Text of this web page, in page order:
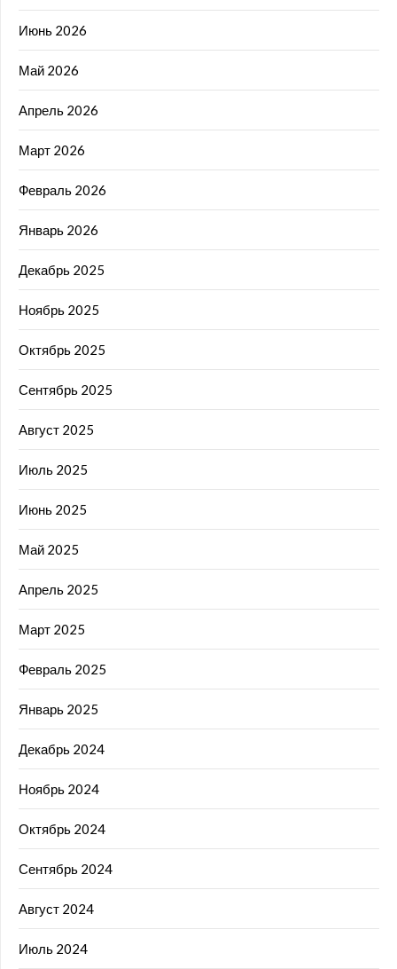
Июнь 2026
Май 2026
Апрель 2026
Март 2026
Февраль 2026
Январь 2026
Декабрь 2025
Ноябрь 2025
Октябрь 2025
Сентябрь 2025
Август 2025
Июль 2025
Июнь 2025
Май 2025
Апрель 2025
Март 2025
Февраль 2025
Январь 2025
Декабрь 2024
Ноябрь 2024
Октябрь 2024
Сентябрь 2024
Август 2024
Июль 2024